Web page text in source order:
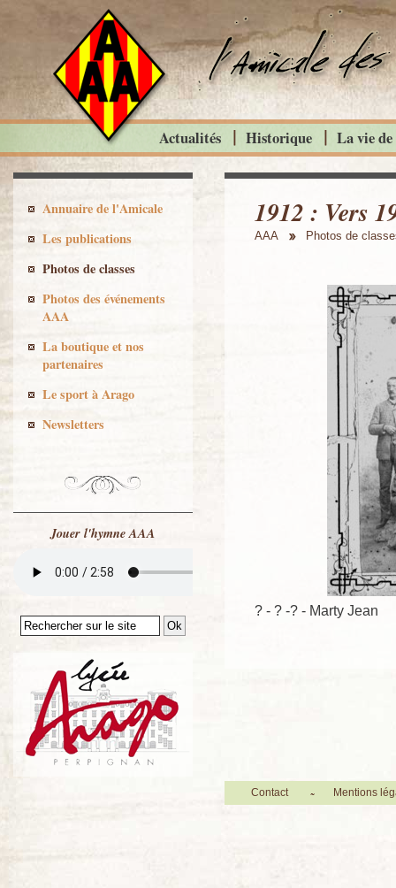
1912 : Vers
AAA Photos de
? - ? -? - Marty Jean
Actualités Historique La vie
Annuaire de l'Amicale
Les publications
Photos de classes
Photos des événements
AAA
La boutique et nos
partenaires
Le sport à Arago
Newsletters
Jouer l'hymne AAA
Contact Mentions